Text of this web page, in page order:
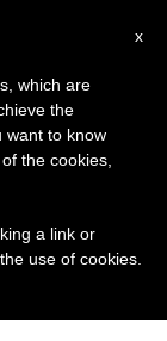
x
which are
the
want to know
the cookies,
a link or
use of cookies.